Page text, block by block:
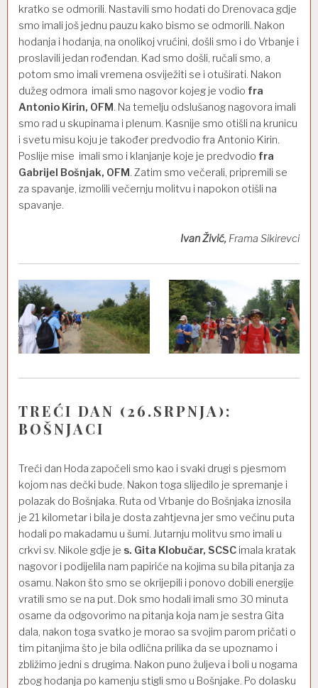
kratko se odmorili. Nastavili smo hodati do Drenovaca gdje
smo imali još jednu pauzu kako bismo se odmorili. Nakon
hodanja i hodanja, na onolikoj vrućini, došli smo i do Vrbanje i
proslavili jedan rođendan. Kad smo došli, ručali smo, a
potom smo imali vremena osviježiti se i otuširati. Nakon
dužeg odmora imali smo nagovor kojeg je vodio fra
Antonio Kirin, OFM. Na temelju odslušanog nagovora imali
smo rad u skupinama i plenum. Kasnije smo otišli na krunicu
i svetu misu koju je također predvodio fra Antonio Kirin.
Poslije mise imali smo i klanjanje koje je predvodio fra
Gabrijel Bošnjak, OFM. Zatim smo večerali, pripremili se
za spavanje, izmolili večernju molitvu i napokon otišli na
spavanje.
Ivan Živić, Frama Sikirevci
TREĆI DAN (26.SRPNJA):
BOŠNJACI
Treći dan Hoda započeli smo kao i svaki drugi s pjesmom
kojom nas dečki bude. Nakon toga slijedilo je spremanje i
polazak do Bošnjaka. Ruta od Vrbanje do Bošnjaka iznosila
je 21 kilometar i bila je dosta zahtjevna jer smo većinu puta
hodali po makadamu u šumi. Jutarnju molitvu smo imali u
crkvi sv. Nikole gdje je s. Gita Klobučar, SCSC imala kratak
nagovor i podijelila nam papiriće na kojima su bila pitanja za
osamu. Nakon što smo se okrijepili i ponovo dobili energije
vratili smo se na put. Dok smo hodali imali smo 30 minuta
osame da odgovorimo na pitanja koja nam je sestra Gita
dala, nakon toga svatko je morao sa svojim parom pričati o
tim pitanjima što je bila odlična prilika da se upoznamo i
zbližimo jedni s drugima. Nakon puno žuljeva i boli u nogama
zbog hodanja po kamenju stigli smo u Bošnjake. Po dolasku